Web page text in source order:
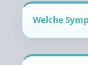
Welche